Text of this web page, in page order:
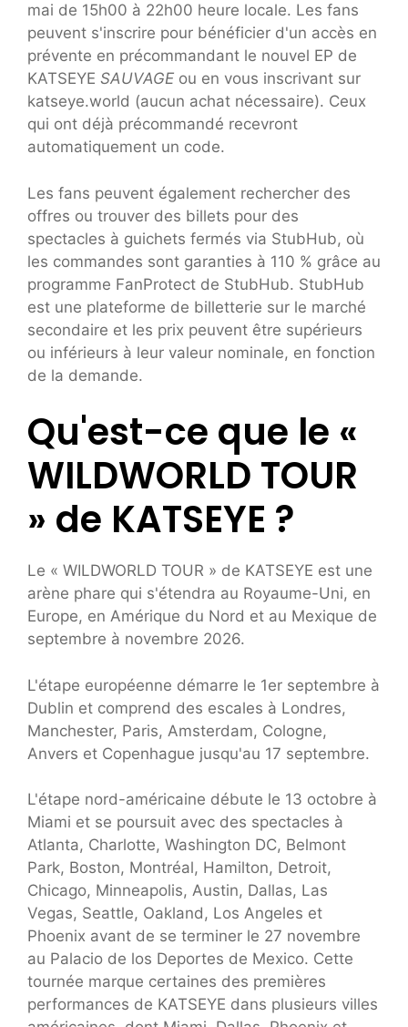
mai de 15h00 à 22h00 heure locale. Les fans
peuvent s'inscrire pour bénéficier d'un accès en
prévente en précommandant le nouvel EP de
KATSEYE SAUVAGE ou en vous inscrivant sur
katseye.world (aucun achat nécessaire). Ceux
qui ont déjà précommandé recevront
automatiquement un code.
Les fans peuvent également rechercher des
offres ou trouver des billets pour des
spectacles à guichets fermés via StubHub, où
les commandes sont garanties à 110 % grâce au
programme FanProtect de StubHub. StubHub
est une plateforme de billetterie sur le marché
secondaire et les prix peuvent être supérieurs
ou inférieurs à leur valeur nominale, en fonction
de la demande.
Qu'est-ce que le «
WILDWORLD TOUR
» de KATSEYE ?
Le « WILDWORLD TOUR » de KATSEYE est une
arène phare qui s'étendra au Royaume-Uni, en
Europe, en Amérique du Nord et au Mexique de
septembre à novembre 2026.
L'étape européenne démarre le 1er septembre à
Dublin et comprend des escales à Londres,
Manchester, Paris, Amsterdam, Cologne,
Anvers et Copenhague jusqu'au 17 septembre.
L'étape nord-américaine débute le 13 octobre à
Miami et se poursuit avec des spectacles à
Atlanta, Charlotte, Washington DC, Belmont
Park, Boston, Montréal, Hamilton, Detroit,
Chicago, Minneapolis, Austin, Dallas, Las
Vegas, Seattle, Oakland, Los Angeles et
Phoenix avant de se terminer le 27 novembre
au Palacio de los Deportes de Mexico. Cette
tournée marque certaines des premières
performances de KATSEYE dans plusieurs villes